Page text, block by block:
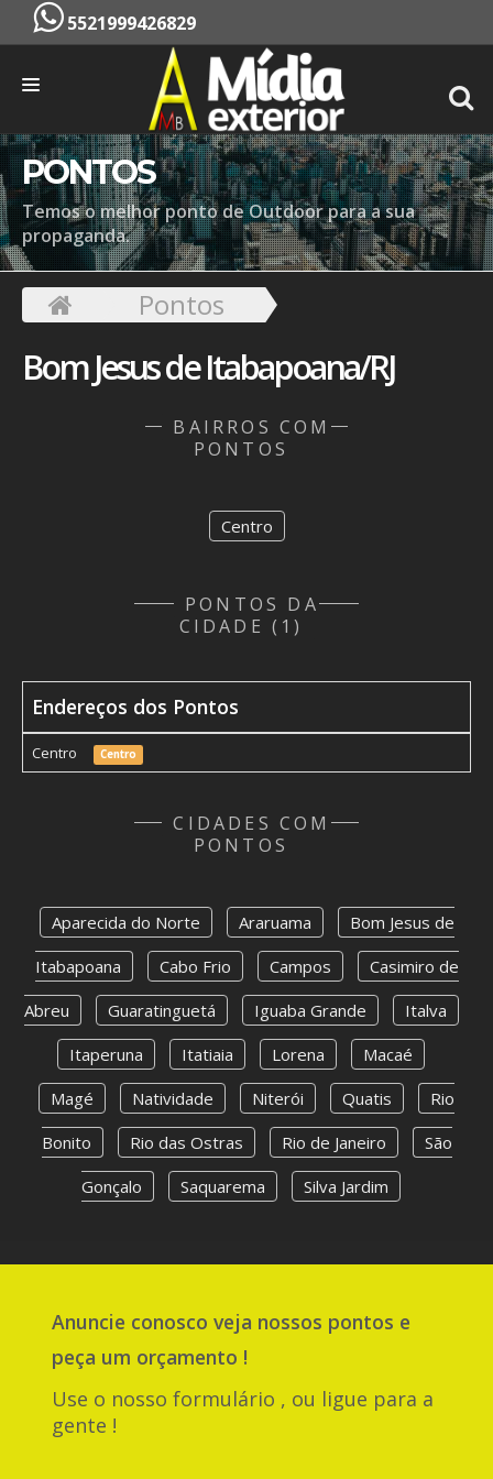
5521999426829
INÍCIO
EMPRESA
SERVIÇOS
PONTOS
CONTATO
ORÇAMENTO
PONTOS
Temos o melhor ponto de Outdoor para a sua
propaganda.
Pontos
Bom Jesus de Itabapoana/RJ
BAIRROS COM
PONTOS
Centro
PONTOS DA
CIDADE (1)
Endereços dos Pontos
Centro Centro
CIDADES COM
PONTOS
Aparecida do Norte Araruama
Bom Jesus de
Itabapoana
Cabo Frio Campos
Casimiro de
Abreu
Guaratinguetá Iguaba Grande
Italva
Itaperuna
Itatiaia Lorena
Macaé
Magé
Natividade Niterói Quatis
Rio
Bonito
Rio das Ostras Rio de Janeiro
São
Gonçalo
Saquarema Silva Jardim
Anuncie conosco veja nossos pontos e
peça um orçamento !
Use o nosso formulário , ou ligue para a
gente !